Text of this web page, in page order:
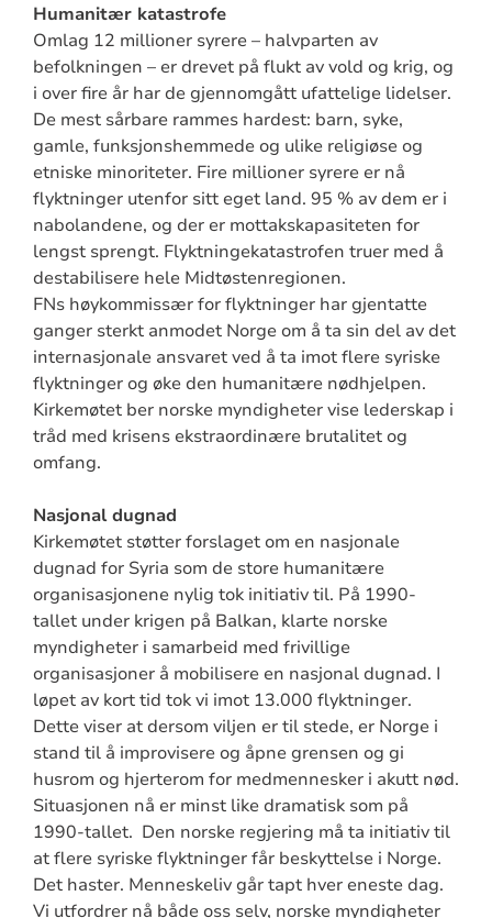
Humanitær katastrofe
Omlag 12 millioner syrere – halvparten av
befolkningen – er drevet på flukt av vold og krig, og
i over fire år har de gjennomgått ufattelige lidelser.
De mest sårbare rammes hardest: barn, syke,
gamle, funksjonshemmede og ulike religiøse og
etniske minoriteter. Fire millioner syrere er nå
flyktninger utenfor sitt eget land. 95 % av dem er i
nabolandene, og der er mottakskapasiteten for
lengst sprengt. Flyktningekatastrofen truer med å
destabilisere hele Midtøstenregionen.
FNs høykommissær for flyktninger har gjentatte
ganger sterkt anmodet Norge om å ta sin del av det
internasjonale ansvaret ved å ta imot flere syriske
flyktninger og øke den humanitære nødhjelpen.
Kirkemøtet ber norske myndigheter vise lederskap i
tråd med krisens ekstraordinære brutalitet og
omfang.
Nasjonal dugnad
Kirkemøtet støtter forslaget om en nasjonale
dugnad for Syria som de store humanitære
organisasjonene nylig tok initiativ til. På 1990-
tallet under krigen på Balkan, klarte norske
myndigheter i samarbeid med frivillige
organisasjoner å mobilisere en nasjonal dugnad. I
løpet av kort tid tok vi imot 13.000 flyktninger.
Dette viser at dersom viljen er til stede, er Norge i
stand til å improvisere og åpne grensen og gi
husrom og hjerterom for medmennesker i akutt nød.
Situasjonen nå er minst like dramatisk som på
1990-tallet. Den norske regjering må ta initiativ til
at flere syriske flyktninger får beskyttelse i Norge.
Det haster. Menneskeliv går tapt hver eneste dag.
Vi utfordrer nå både oss selv, norske myndigheter